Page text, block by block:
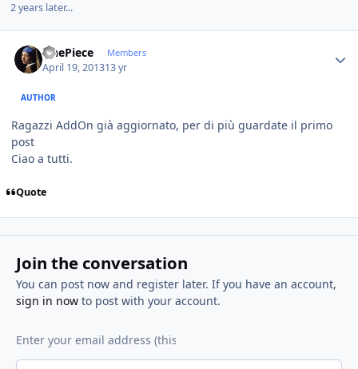
2 years later...
OnePiece Members
April 19, 201313 yr
AUTHOR
Ragazzi AddOn già aggiornato, per di più guardate il primo
post
Ciao a tutti.
Quote
Join the conversation
You can post now and register later. If you have an account,
sign in nowto post with your account.